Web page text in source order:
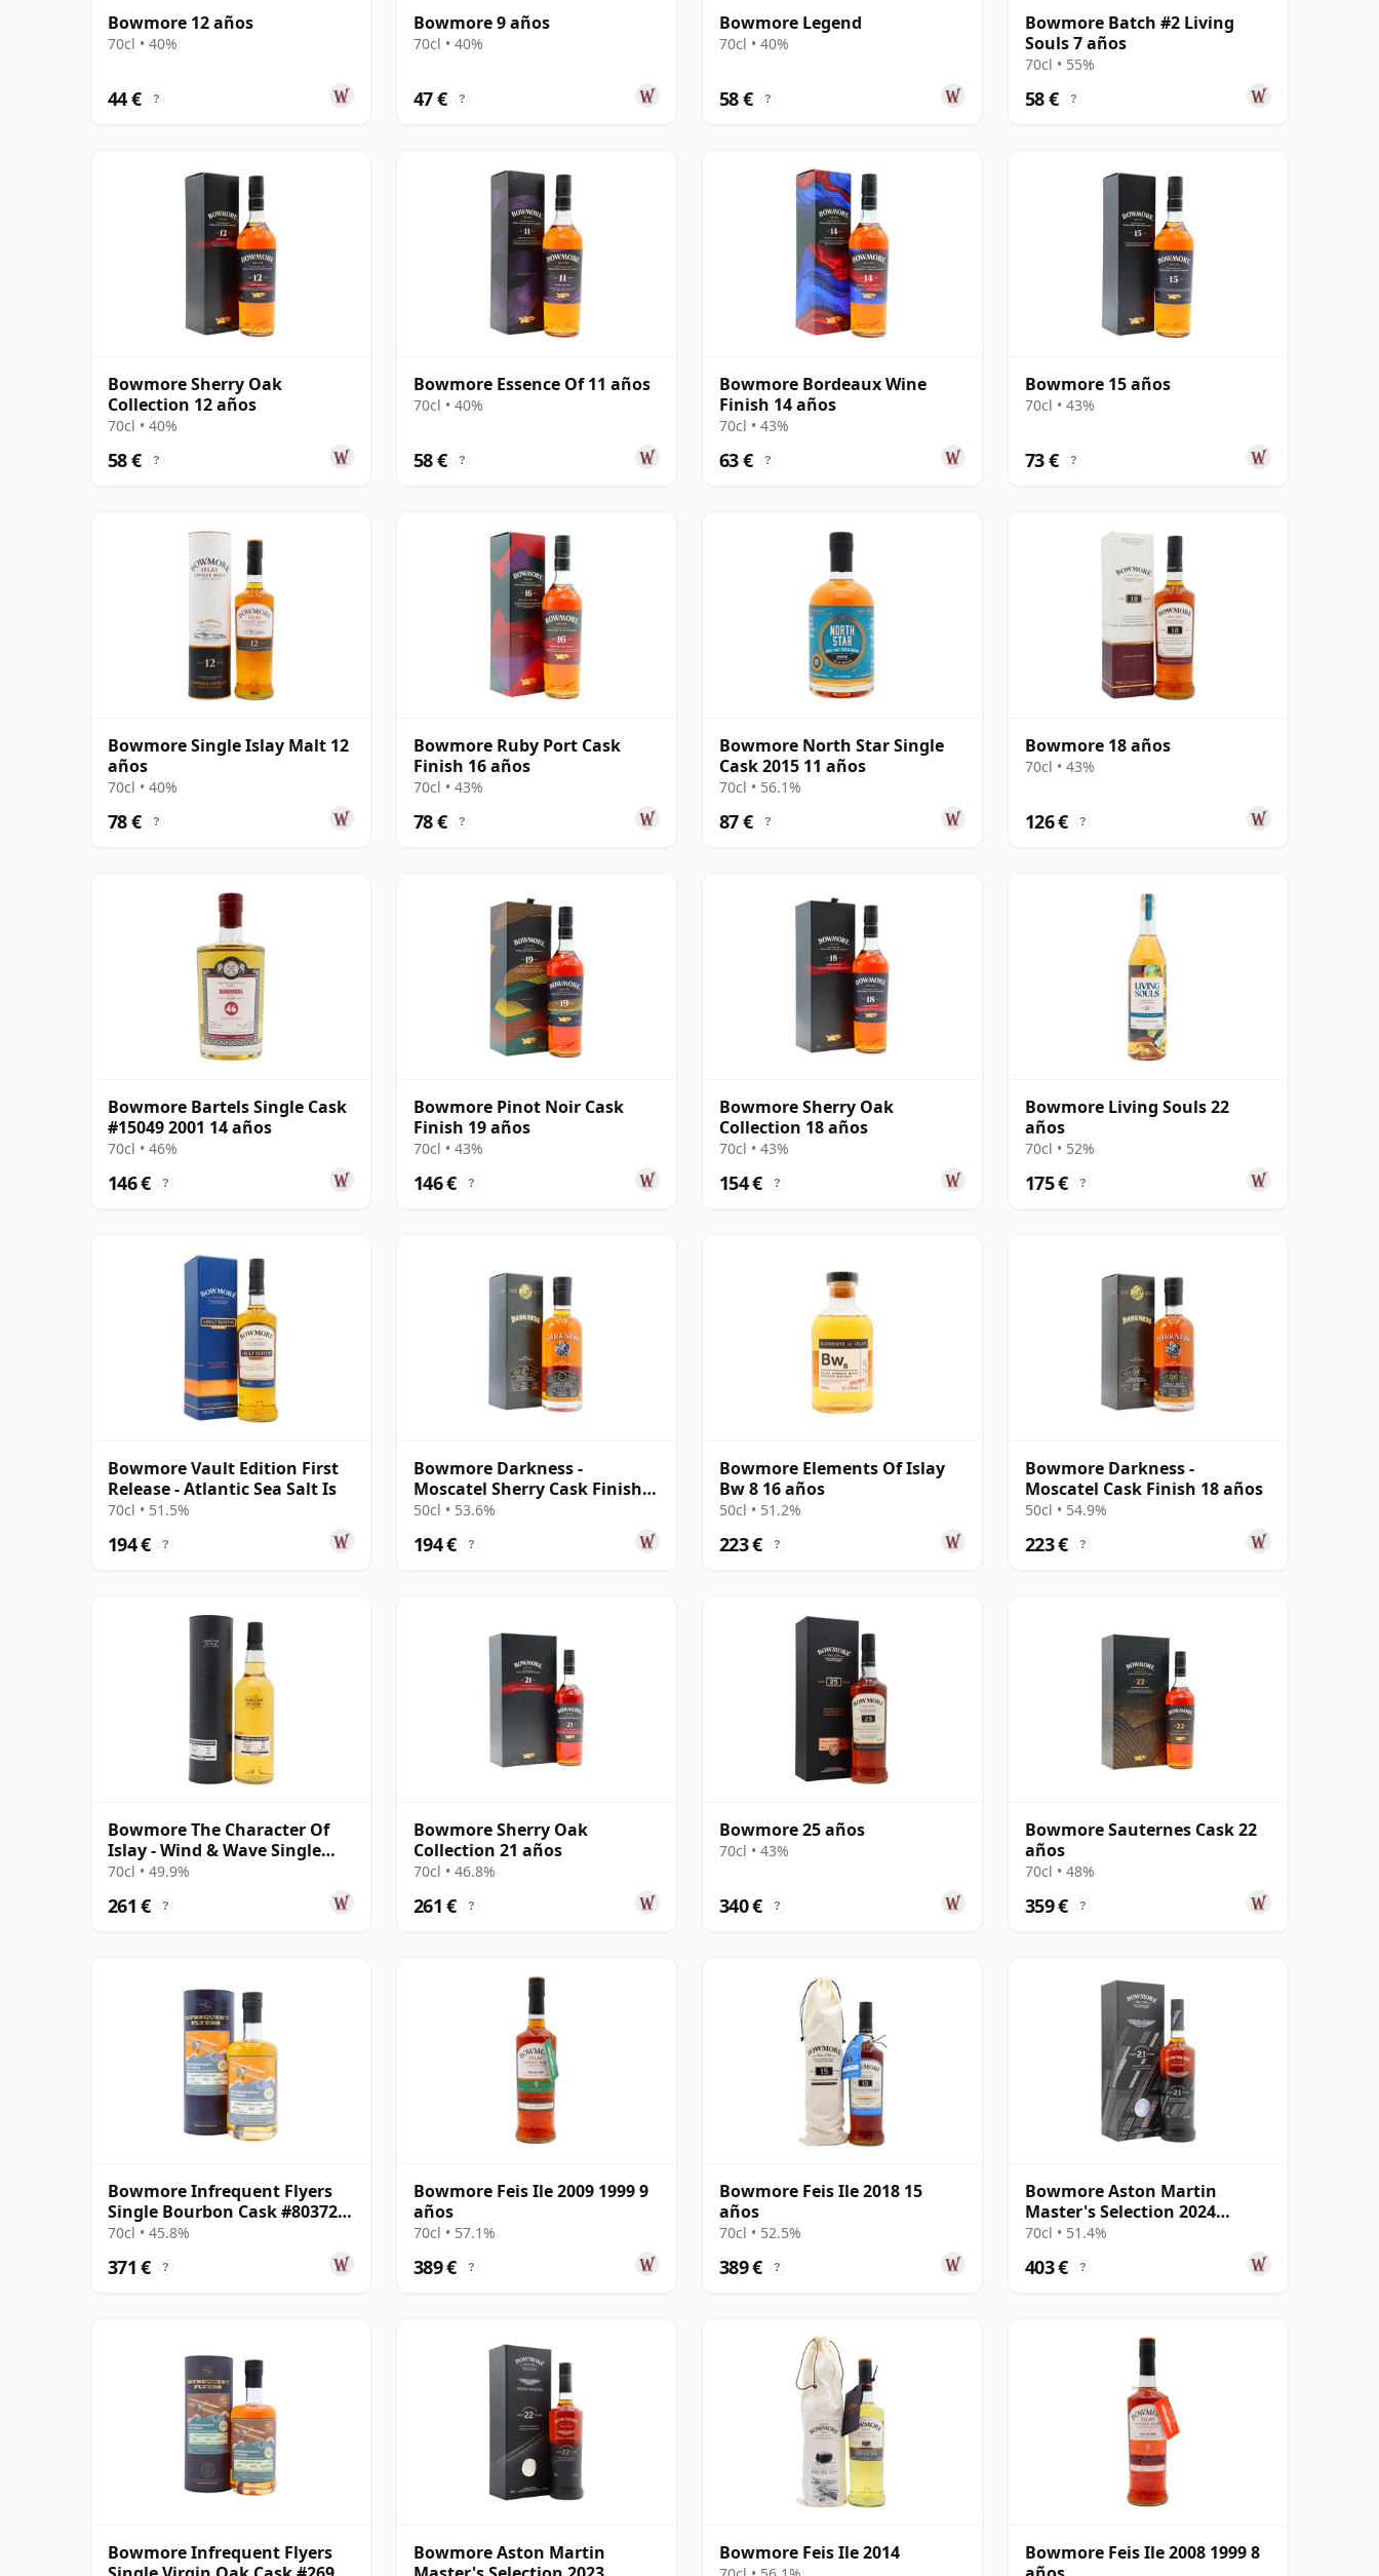
Bowmore 12 años
70cl • 40%
44 € ?
Bowmore 9 años
70cl • 40%
47 € ?
Bowmore Legend
70cl • 40%
58 € ?
Bowmore Batch #2 Living
Souls 7 años
70cl • 55%
58 € ?
Bowmore Sherry Oak
Collection 12 años
70cl • 40%
58 € ?
Bowmore Essence Of 11 años
70cl • 40%
58 € ?
Bowmore Bordeaux Wine
Finish 14 años
70cl • 43%
63 € ?
Bowmore 15 años
70cl • 43%
73 € ?
Bowmore Single Islay Malt 12
años
70cl • 40%
78 € ?
Bowmore Ruby Port Cask
Finish 16 años
70cl • 43%
78 € ?
Bowmore North Star Single
Cask 2015 11 años
70cl • 56.1%
87 € ?
Bowmore 18 años
70cl • 43%
126 € ?
Bowmore Bartels Single Cask
#15049 2001 14 años
70cl • 46%
146 € ?
Bowmore Pinot Noir Cask
Finish 19 años
70cl • 43%
146 € ?
Bowmore Sherry Oak
Collection 18 años
70cl • 43%
154 € ?
Bowmore Living Souls 22
años
70cl • 52%
175 € ?
Bowmore Vault Edition First
Release - Atlantic Sea Salt Is
70cl • 51.5%
194 € ?
Bowmore Darkness -
Moscatel Sherry Cask Finish
Single Malt 17 años
50cl • 53.6%
194 € ?
Bowmore Elements Of Islay
Bw 8 16 años
50cl • 51.2%
223 € ?
Bowmore Darkness -
Moscatel Cask Finish 18 años
50cl • 54.9%
223 € ?
Bowmore The Character Of
Islay - Wind & Wave Single
Cask # 2003 16 años
70cl • 49.9%
261 € ?
Bowmore Sherry Oak
Collection 21 años
70cl • 46.8%
261 € ?
Bowmore 25 años
70cl • 43%
340 € ?
Bowmore Sauternes Cask 22
años
70cl • 48%
359 € ?
Bowmore Infrequent Flyers
Single Bourbon Cask #803728
1998 25 años
70cl • 45.8%
371 € ?
Bowmore Feis Ile 2009 1999 9
años
70cl • 57.1%
389 € ?
Bowmore Feis Ile 2018 15
años
70cl • 52.5%
389 € ?
Bowmore Aston Martin
Master's Selection 2024
Release Singl 21 años
70cl • 51.4%
403 € ?
Bowmore Infrequent Flyers
Bowmore Aston Martin
Bowmore Feis Ile 2014
Bowmore Feis Ile 2008 1999 8